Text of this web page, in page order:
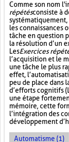
Comme son nom
répétésconsiste à
systématiquement,
les connaissances
tâche en question
la résolution d’un
LesExercices
l’acquisition et le
une tâche le plus
effet,
peu de place dans
d’efforts cognitifs
une étape
mémoire, cette
l’intégration des
développement
Automatisme (1)